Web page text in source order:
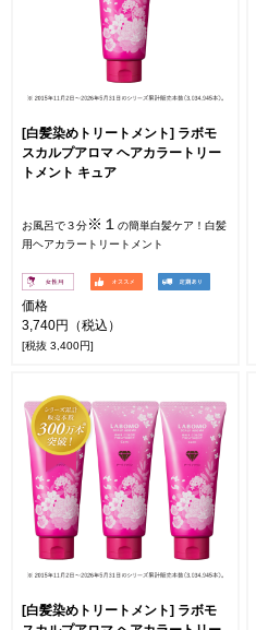
[白髪染めトリートメント] ラボモ
スカルプアロマ ヘアカラートリー
トメント キュア
お風呂で３分※１ の簡単白髪ケア！白髪
用ヘアカラートリートメント
価格
3,740円（税込）
[税抜 3,400円]
[白髪染めトリートメント] ラボモ